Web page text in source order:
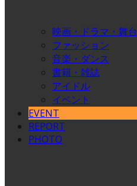
映画・ドラマ・舞台
ファッション
音楽・ダンス
書籍・雑誌
アイドル
イベント
EVENT
REPORT
PHOTO